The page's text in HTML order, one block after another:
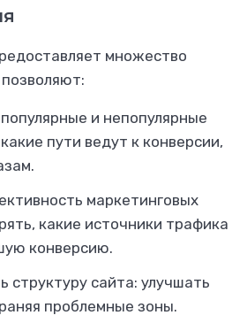
множество
и непопулярные
пути ведут к конверсии,
маркетинговых
какие источники трафика
конверсию.
структуру сайта: улучшать
проблемные зоны.